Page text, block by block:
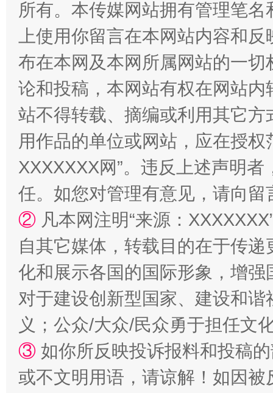
国家大学科技园优化重塑工作
扯下公款旅游的“隐身衣” 如何以
所有。本传媒网站拥有管理笔
上使用你留言在本网站内容和
布在本网及本网所属网站的一
论和投稿，本网站有权在网站
站不得转载、摘编或利用其它
用作品的单位或网站，应在授
XXXXXXX网”。违反上述声明
任。如您对管理有意见，请向
② 凡本网注明“来源：
自其它媒体，转载目的在于传
化和展示各国的国际形象，增
对于建设创新型国家、建设和
义；公众/大众/民众勇于担任文
③ 如你所反映投诉报料和投稿
或不文明用语，请谅解！如因